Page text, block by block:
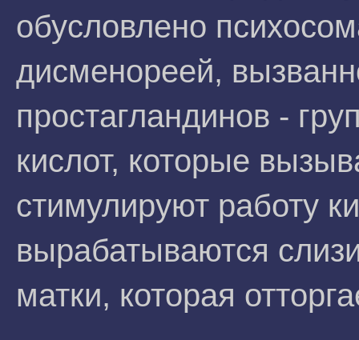
обусловлено
дисменореей,
простагландинов -
кислот, которые
стимулируют работу
вырабатываются
матки, которая